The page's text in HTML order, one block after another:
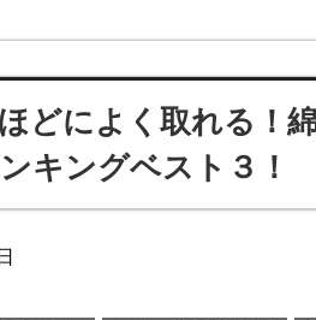
どによく取れる！
キングベスト３！